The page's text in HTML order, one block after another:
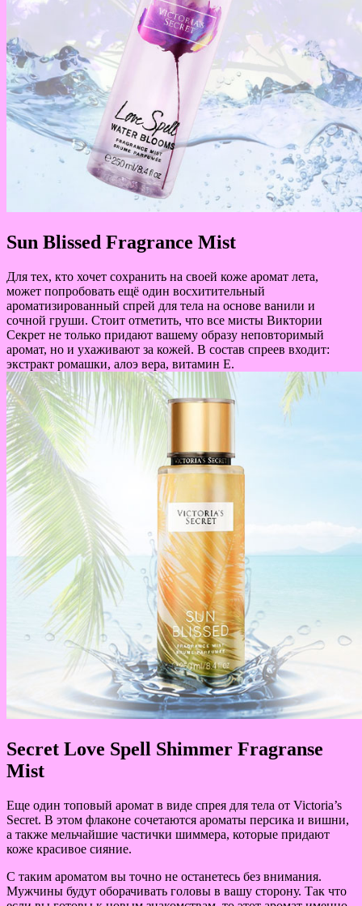
Sun Blissed Fragrance Mist
Для тех, кто хочет сохранить на своей коже аромат лета,
может попробовать ещё один восхитительный
ароматизированный спрей для тела на основе ванили и
сочной груши. Стоит отметить, что все мисты Виктории
Секрет не только придают вашему образу неповторимый
аромат, но и ухаживают за кожей. В состав спреев входит:
экстракт ромашки, алоэ вера, витамин Е.
Secret Love Spell Shimmer Fragranse
Mist
Еще один топовый аромат в виде спрея для тела от Victoria’s
Secret. В этом флаконе сочетаются ароматы персика и вишни,
а также мельчайшие частички шиммера, которые придают
коже красивое сияние.
С таким ароматом вы точно не останетесь без внимания.
Мужчины будут оборачивать головы в вашу сторону. Так что